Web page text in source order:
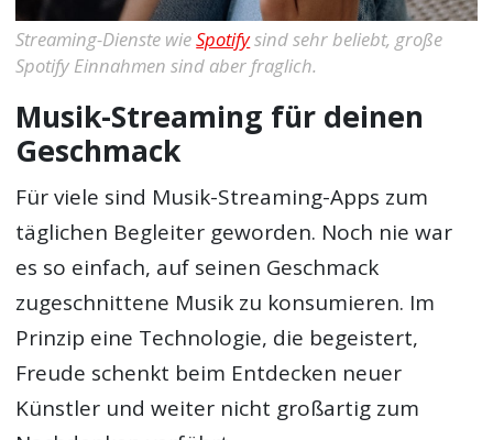
Streaming-Dienste wieSpotifysind sehr beliebt, große
Spotify Einnahmen sind aber fraglich.
Musik-Streaming für deinen
Geschmack
Für viele sind Musik-Streaming-Apps zum
täglichen Begleiter geworden. Noch nie war
es so einfach, auf seinen Geschmack
zugeschnittene Musik zu konsumieren. Im
Prinzip eine Technologie, die begeistert,
Freude schenkt beim Entdecken neuer
Künstler und weiter nicht großartig zum